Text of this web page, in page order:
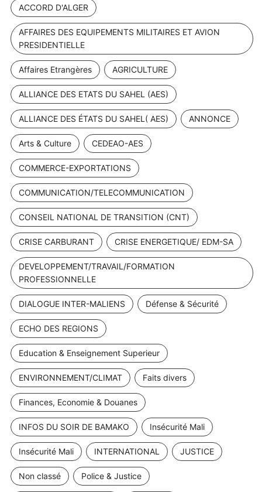
ACCORD D'ALGER
AFFAIRES DES EQUIPEMENTS MILITAIRES ET AVION
PRESIDENTIELLE
Affaires Etrangères AGRICULTURE
ALLIANCE DES ETATS DU SAHEL (AES)
ALLIANCE DES ÉTATS DU SAHEL( AES) ANNONCE
Arts & Culture CEDEAO-AES
COMMERCE-EXPORTATIONS
COMMUNICATION/TELECOMMUNICATION
CONSEIL NATIONAL DE TRANSITION (CNT)
CRISE CARBURANT CRISE ENERGETIQUE/ EDM-SA
DEVELOPPEMENT/TRAVAIL/FORMATION
PROFESSIONNELLE
DIALOGUE INTER-MALIENS Défense & Sécurité
ECHO DES REGIONS
Education & Enseignement Superieur
ENVIRONNEMENT/CLIMAT Faits divers
Finances, Economie & Douanes
INFOS DU SOIR DE BAMAKO Insécurité Mali
Insécurité Mali INTERNATIONAL JUSTICE
Non classé Police & Justice